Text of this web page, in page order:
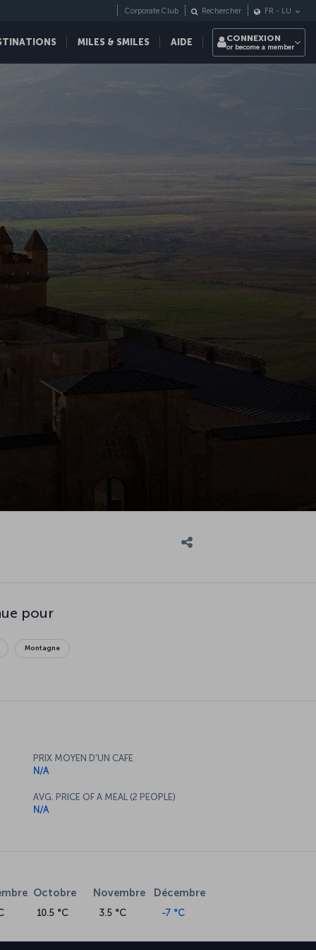
MILES & SMILES AIDE
Corporate Club Rechercher FR - LU
CONNEXION
or become a member
pour
Montagne
PRIX MOYEN D'UN CAFE
N/A
AVG. PRICE OF A MEAL (2 PEOPLE)
N/A
Octobre
10.5 °C
Novembre
3.5 °C
Décembre
-7 °C